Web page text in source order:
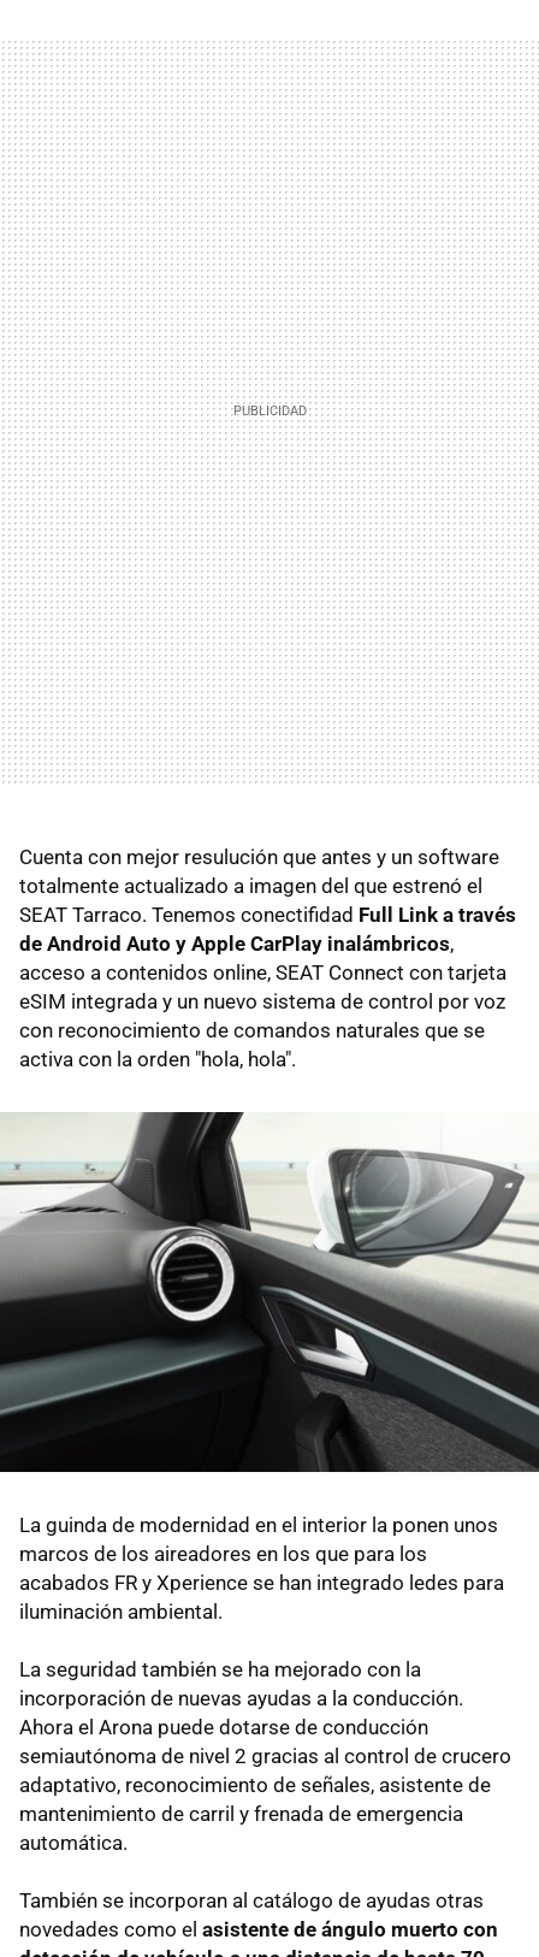
Cuenta con mejor resulución que antes y un software
totalmente actualizado a imagen del que estrenó el
SEAT Tarraco. Tenemos conectifidad Full Link a través
de Android Auto y Apple CarPlay inalámbricos,
acceso a contenidos online, SEAT Connect con tarjeta
eSIM integrada y un nuevo sistema de control por voz
con reconocimiento de comandos naturales que se
activa con la orden "hola, hola".
La guinda de modernidad en el interior la ponen unos
marcos de los aireadores en los que para los
acabados FR y Xperience se han integrado ledes para
iluminación ambiental.
La seguridad también se ha mejorado con la
incorporación de nuevas ayudas a la conducción.
Ahora el Arona puede dotarse de conducción
semiautónoma de nivel 2 gracias al control de crucero
adaptativo, reconocimiento de señales, asistente de
mantenimiento de carril y frenada de emergencia
automática.
También se incorporan al catálogo de ayudas otras
novedades como el asistente de ángulo muerto con